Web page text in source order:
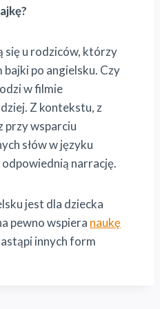
się u rodziców, którzy
bajki po angielsku. Czy
w filmie
Z kontekstu, z
przy wsparciu
słów w języku
narrację.
jest dla dziecka
pewno wspiera naukę
innych form